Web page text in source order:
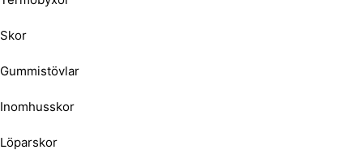
Skor
Gummistövlar
Inomhusskor
Löparskor